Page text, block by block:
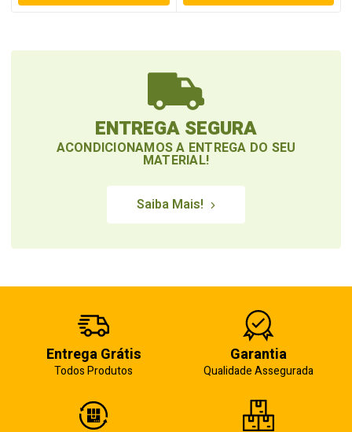
ENTREGA SEGURA
ACONDICIONAMOS A ENTREGA DO SEU
MATERIAL!
Saiba Mais!
Entrega Grátis
Todos Produtos
Garantia
Qualidade Assegurada